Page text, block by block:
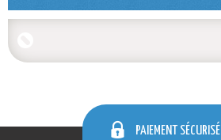
PAIEMENT SÉCURISÉ